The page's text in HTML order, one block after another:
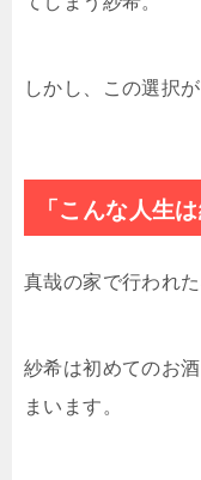
しかし、この選択
「こんな人生
真哉の家で行われた
紗希は初めてのお
まいます。